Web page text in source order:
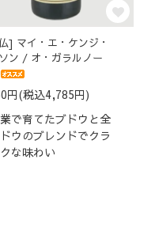
] マイ・エ・ケンジ・
ン / オ・ガラルノー
円(税込4,785円)
で育てたブドウと全
ウのブレンドでクラ
な味わい